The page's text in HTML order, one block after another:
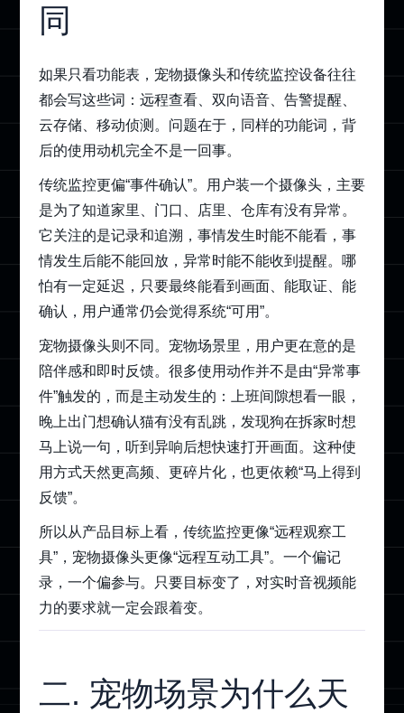
同
如果只看功能表，宠物摄像头和传统监控设备往往
都会写这些词：远程查看、双向语音、告警提醒、
云存储、移动侦测。问题在于，同样的功能词，背
后的使用动机完全不是一回事。
传统监控更偏“事件确认”。用户装一个摄像头，主要
是为了知道家里、门口、店里、仓库有没有异常。
它关注的是记录和追溯，事情发生时能不能看，事
情发生后能不能回放，异常时能不能收到提醒。哪
怕有一定延迟，只要最终能看到画面、能取证、能
确认，用户通常仍会觉得系统“可用”。
宠物摄像头则不同。宠物场景里，用户更在意的是
陪伴感和即时反馈。很多使用动作并不是由“异常事
件”触发的，而是主动发生的：上班间隙想看一眼，
晚上出门想确认猫有没有乱跳，发现狗在拆家时想
马上说一句，听到异响后想快速打开画面。这种使
用方式天然更高频、更碎片化，也更依赖“马上得到
反馈”。
所以从产品目标上看，传统监控更像“远程观察工
具”，宠物摄像头更像“远程互动工具”。一个偏记
录，一个偏参与。只要目标变了，对实时音视频能
力的要求就一定会跟着变。
二. 宠物场景为什么天